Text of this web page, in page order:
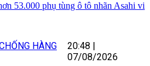
53.000 phụ tùng ô tô nhãn Asahi vi
HÀNG
20:48
07/08/2026